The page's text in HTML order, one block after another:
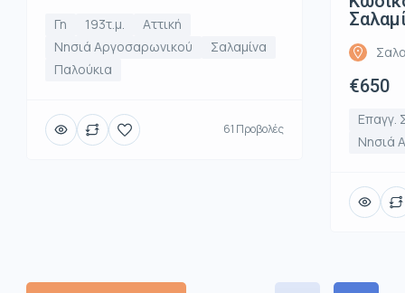
Γη 193τ.μ.
Αττική
Νησιά Αργοσαρωνικού
Σαλαμίνα
Παλούκια
61 Προβολές
€650
Επαγγ.
Νησιά